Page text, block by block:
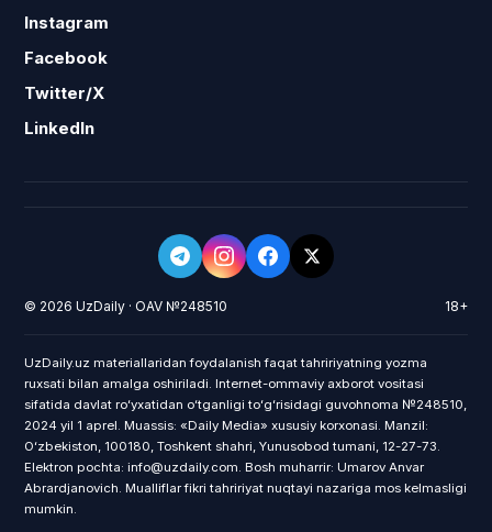
Instagram
Facebook
Twitter/X
LinkedIn
© 2026 UzDaily · OAV №248510 18+
UzDaily.uz materiallaridan foydalanish faqat tahririyatning yozma
ruxsati bilan amalga oshiriladi. Internet-ommaviy axborot vositasi
sifatida davlat roʻyxatidan oʻtganligi toʻgʻrisidagi guvohnoma №248510,
2024 yil 1 aprel. Muassis: «Daily Media» xususiy korxonasi. Manzil:
Oʻzbekiston, 100180, Toshkent shahri, Yunusobod tumani, 12-27-73.
Elektron pochta: info@uzdaily.com. Bosh muharrir: Umarov Anvar
Abrardjanovich. Mualliflar fikri tahririyat nuqtayi nazariga mos kelmasligi
mumkin.